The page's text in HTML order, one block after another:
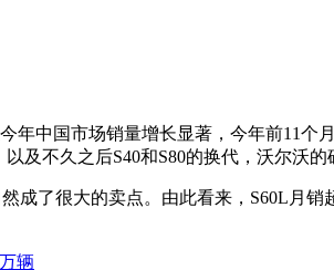
年中国市场销量增长显著，今年前11个
及不久之后S40和S80的换代，沃尔沃的
了很大的卖点。由此看来，S60L月销
辆